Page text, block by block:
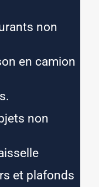
non
en camion
non
et plafonds